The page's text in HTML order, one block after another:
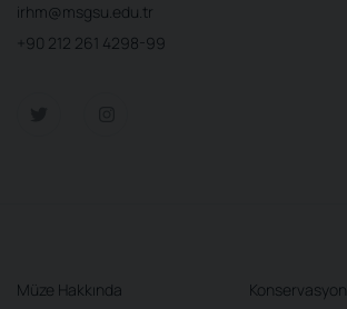
irhm@msgsu.edu.tr
+90 212 261 4298-99
Müze Hakkında
Konservasyon